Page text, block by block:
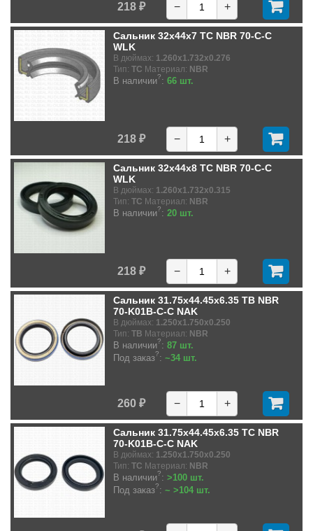
218 ₽ − +
Сальник 32x44x7 TC NBR 70-C-C
WLK
В дюймах: 1.260x1.732x0.276
Тип: TC Материал: NBR
В наличии?: 66 шт.
218 ₽ − +
Сальник 32x44x8 TC NBR 70-C-C
WLK
В дюймах: 1.260x1.732x0.315
Тип: TC Материал: NBR
В наличии?: 20 шт.
218 ₽ − +
Сальник 31.75x44.45x6.35 TB NBR
70-K01B-C-C NAK
В дюймах: 1.250x1.750x0.250
Тип: TB Материал: NBR
В наличии?: 87 шт.
Под заказ?: ~34 шт.
260 ₽ − +
Сальник 31.75x44.45x6.35 TC NBR
70-K01B-C-C NAK
В дюймах: 1.250x1.750x0.250
Тип: TC Материал: NBR
В наличии?: >100 шт.
Под заказ?: ~ >104 шт.